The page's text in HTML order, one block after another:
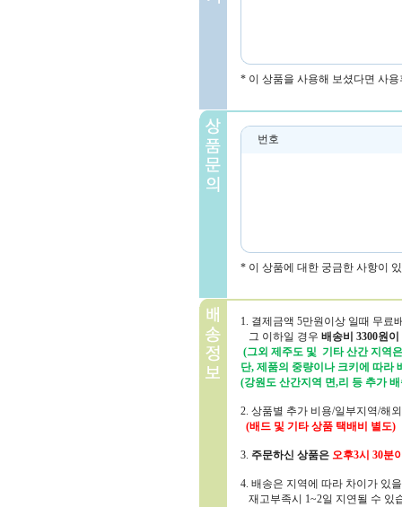
* 이 상품을 사용해 보셨다면 사
번호
* 이 상품에 대한 궁금한 사항이
1. 결제금액 5만원이상 일때 무료
그 이하일 경우 배송비 3300원이
(그외 제주도 및 기타 산간 지역
단, 제품의 중량이나 크키에 따라
(강원도 산간지역 면,리 등 추가
2. 상품별 추가 비용/일부지역/해
(배드 및 기타 상품 택배비 별도)
3. 주문하신 상품은 오후3시 30분
4. 배송은 지역에 따라 차이가 있
재고부족시 1~2일 지연될 수 있